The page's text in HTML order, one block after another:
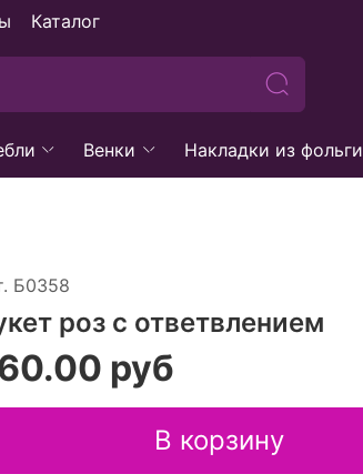
Каталог
Венки Накладки из фольги
Б0358
роз с ответвлением
руб
В корзину